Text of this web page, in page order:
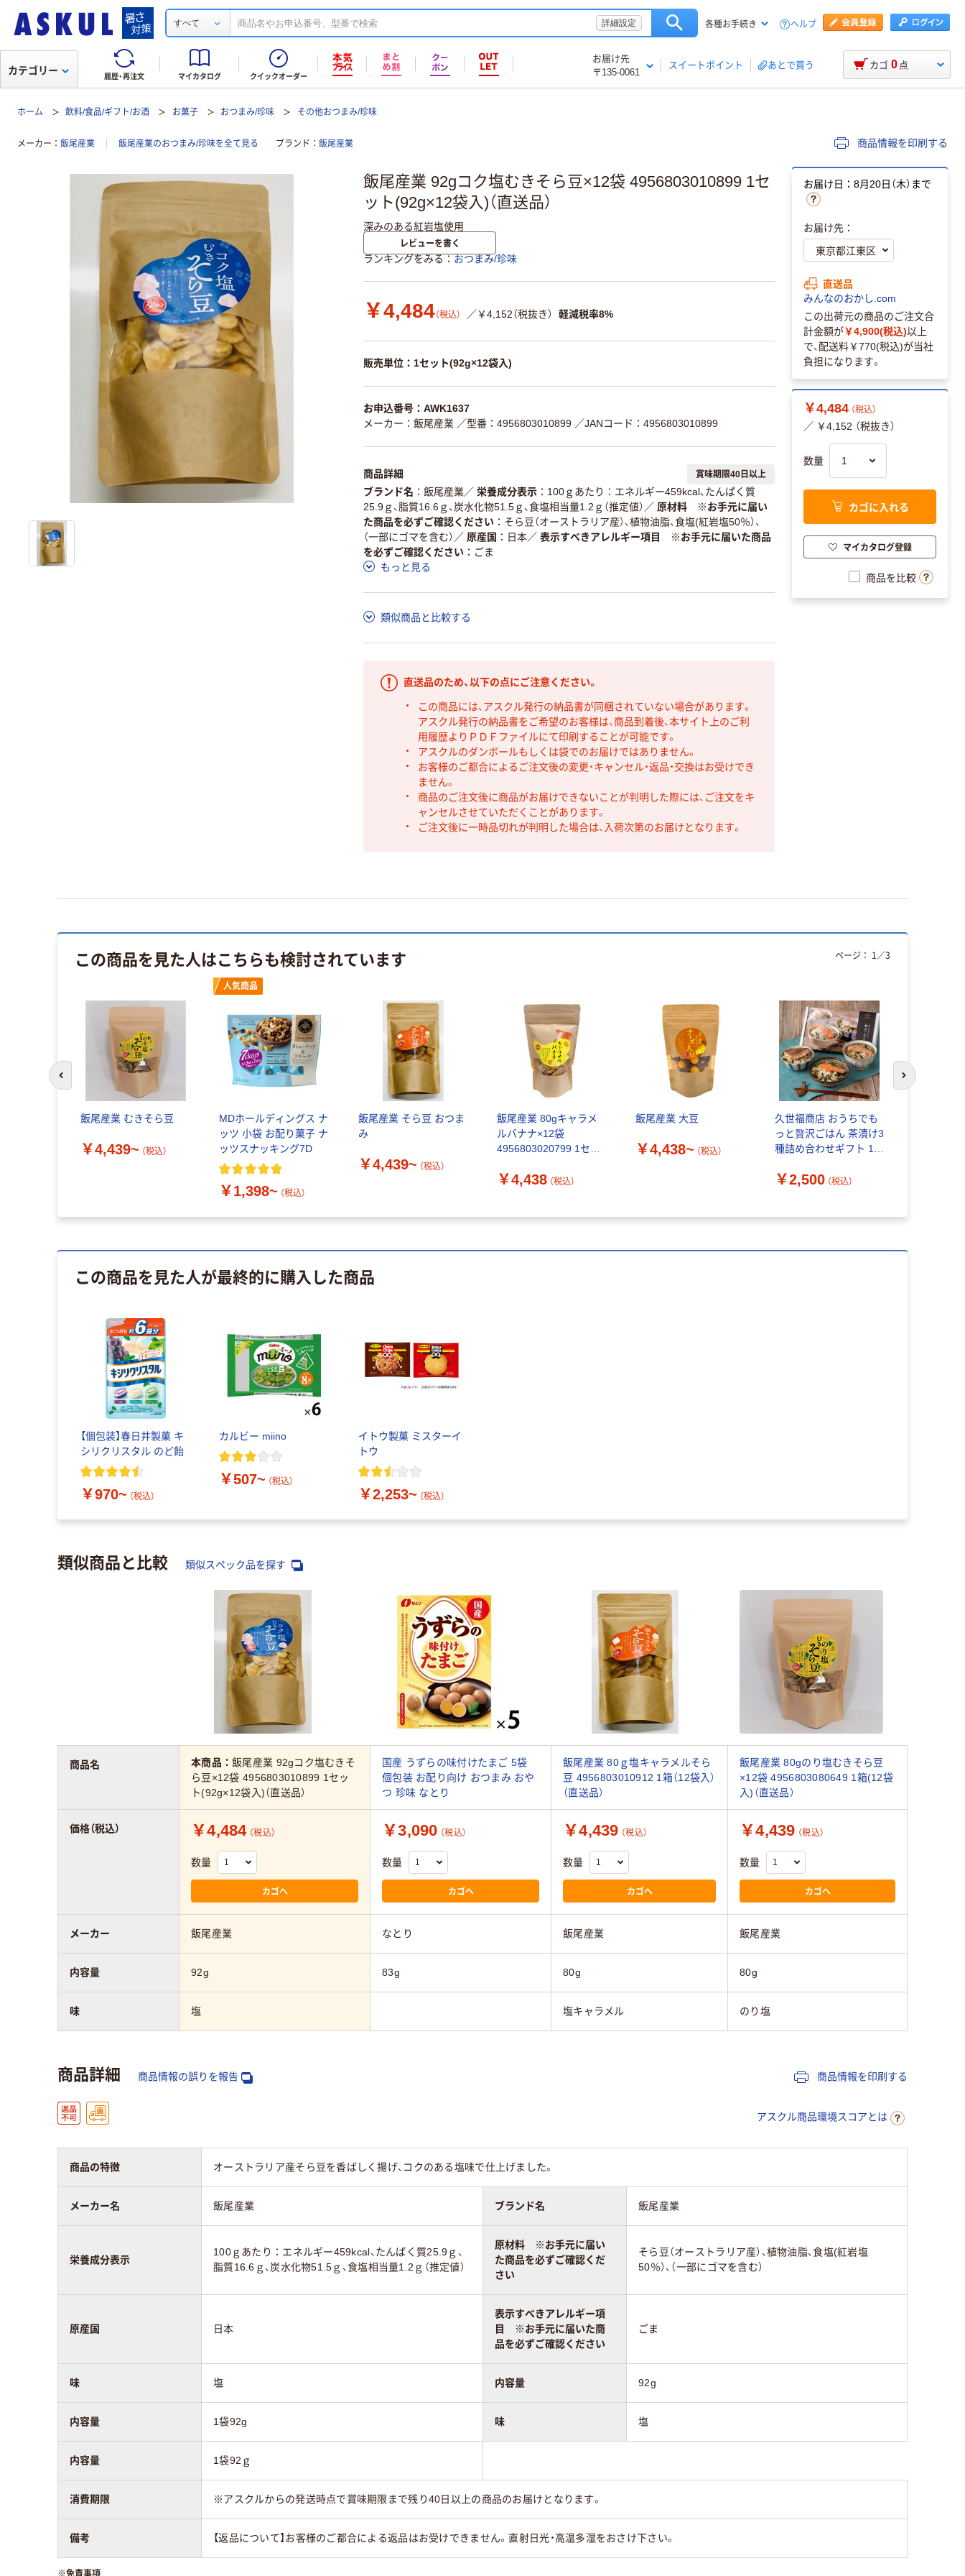
すべて 詳細設定 各種お手続き ヘルプ
履歴・再注文 マイカタログ クイックオーダー
お届け先
〒135-0061
スイートポイント あとで買う
カテゴリー カゴ 0 点
ホーム 飲料/食品/ギフト/お酒 お菓子 おつまみ/珍味 その他おつまみ/珍味
メーカー 飯尾産業 飯尾産業のおつまみ/珍味を全て見る ブランド 飯尾産業 商品情報を印刷する
飯尾産業 92gコク塩むきそら豆×12袋 4956803010899 1セ
ット(92g×12袋入)（直送品）
深みのある紅岩塩使用
レビューを書く
ランキングをみる おつまみ/珍味
￥4,484（税込） ／￥4,152（税抜き） 軽減税率8%
販売単位：1セット(92g×12袋入)
お申込番号：AWK1637
メーカー：飯尾産業 ／型番：4956803010899 ／JANコード：4956803010899
商品詳細 賞味期限40日以上
ブランド名 飯尾産業 ／ 栄養成分表示
100ｇあたり：エネルギー459kcal、たんぱく質
25.9ｇ、脂質16.6ｇ、炭水化物51.5ｇ、食塩相当量1.2ｇ（推定値） ／ 原材料 ※お手元に届い
た商品を必ずご確認ください
そら豆（オーストラリア産）、植物油脂、食塩(紅岩塩50％）、
（一部にゴマを含む） ／ 原産国 日本／ 表示すべきアレルギー項目 ※お手元に届いた商品
を必ずご確認ください
ごま
もっと見る
類似商品と比較する
直送品のため、以下の点にご注意ください。
この商品には、アスクル発行の納品書が同梱されていない場合があります。
アスクル発行の納品書をご希望のお客様は、商品到着後、本サイト上のご利
用履歴よりＰＤＦファイルにて印刷することが可能です。
アスクルのダンボールもしくは袋でのお届けではありません。
お客様のご都合によるご注文後の変更・キャンセル・返品・交換はお受けでき
ません。
商品のご注文後に商品がお届けできないことが判明した際には、ご注文をキ
ャンセルさせていただくことがあります。
ご注文後に一時品切れが判明した場合は、入荷次第のお届けとなります。
お届け日：8月20日（木）まで
お届け先：
直送品
みんなのおかし.com
この出荷元の商品のご注文合
計金額が￥4,900(税込)以上
で、配送料￥770(税込)が当社
負担になります。
￥4,484 （税込）
／ ￥4,152 （税抜き）
数量
カゴに入れる
マイカタログ登録
商品を比較
この商品を見た人はこちらも検討されています
飯尾産業 むきそら豆
￥4,439~ （税込）
人気商品
MDホールディングス ナ
ッツ 小袋 お配り菓子 ナ
ッツスナッキング7D
￥1,398~ （税込）
飯尾産業 そら豆 おつま
み
￥4,439~ （税込）
飯尾産業 80gキャラメ
ルバナナ×12袋
4956803020799 1セッ
￥4,438 （税込）
飯尾産業 大豆
￥4,438~ （税込）
久世福商店 おうちでも
っと贅沢ごはん 茶漬け3
種詰め合わせギフト 1個
￥2,500 （税込）
ページ： 1 ／3
前のスライドへ 次のスライド
この商品を見た人が最終的に購入した商品
【個包装】春日井製菓 キ
シリクリスタル のど飴
￥970~ （税込）
カルビー miino
￥507~ （税込）
イトウ製菓 ミスターイ
トウ
￥2,253~ （税込）
類似商品と比較 類似スペック品を探す
商品名 本商品：飯尾産業 92gコク塩むきそ
ら豆×12袋 4956803010899 1セッ
ト(92g×12袋入)（直送品）
国産 うずらの味付けたまご 5袋
個包装 お配り向け おつまみ おや
つ 珍味 なとり
飯尾産業 80ｇ塩キャラメルそら
豆 4956803010912 1箱（12袋入）
（直送品）
飯尾産業 80gのり塩むきそら豆
×12袋 4956803080649 1箱(12袋
入)（直送品）
価格（税込） ￥4,484 （税込）
数量
カゴへ
￥3,090 （税込）
数量
カゴへ
￥4,439 （税込）
数量
カゴへ
￥4,439 （税込）
数量
カゴへ
メーカー 飯尾産業 なとり 飯尾産業 飯尾産業
内容量 92g 83g 80g 80g
味 塩 塩キャラメル のり塩
商品詳細 商品情報の誤りを報告 商品情報を印刷する
アスクル商品環境スコアとは
商品の特徴 オーストラリア産そら豆を香ばしく揚げ、コクのある塩味で仕上げました。
メーカー名 飯尾産業 ブランド名 飯尾産業
栄養成分表示
100ｇあたり：エネルギー459kcal、たんぱく質25.9ｇ、
脂質16.6ｇ、炭水化物51.5ｇ、食塩相当量1.2ｇ（推定値）
原材料 ※お手元に届い
た商品を必ずご確認くだ
さい
そら豆（オーストラリア産）、植物油脂、食塩(紅岩塩
50％）、（一部にゴマを含む）
原産国 日本
表示すべきアレルギー項
目 ※お手元に届いた商
品を必ずご確認ください
ごま
味 塩 内容量 92g
内容量 1袋92g 味 塩
内容量 1袋92ｇ
消費期限 ※アスクルからの発送時点で賞味期限まで残り40日以上の商品のお届けとなります。
備考 【返品について】お客様のご都合による返品はお受けできません。直射日光・高温多湿をおさけ下さい。